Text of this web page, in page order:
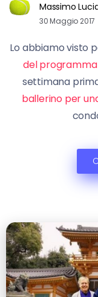
Massimo
30 Maggio 2017
Lo abbiamo visto
del programma
settimana
ballerino per